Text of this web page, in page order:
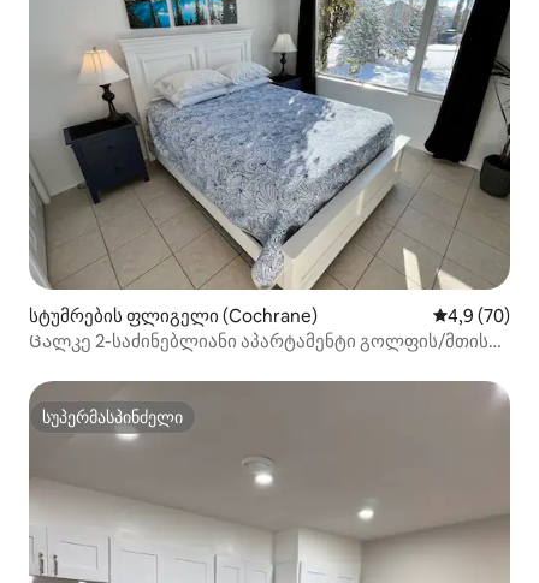
სტუმრების ფლიგელი (Cochrane) საშუალო
4,9 (70)
Ცალკე 2-საძინებლიანი აპარტამენტი გოლფის/მთის
სუპერმასპინძელი
სუპერმასპინძელი